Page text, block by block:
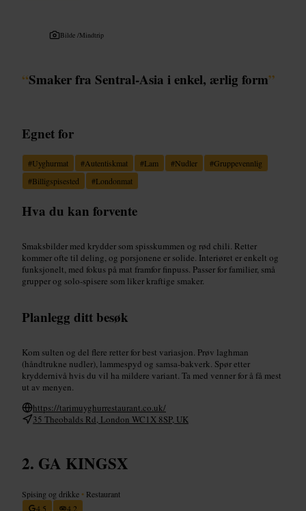
Bilde /Mindtrip
“Smaker fra Sentral-Asia i enkel, ærlig form”
Egnet for
#Uyghurmat #Autentiskmat #Lam #Nudler #Gruppevennlig
#Billigspisested #Londonmat
Hva du kan forvente
Smaksbilder med krydder som spisskummen og rød chili. Retter
kommer ofte til deling, og porsjonene er solide. Interiøret er enkelt og
funksjonelt, med fokus på mat framfor finpuss. Passer for familier, små
grupper og solo-spisere som liker kraftige smaker.
Planlegg ditt besøk
Kom sulten og del flere retter for best variasjon. Prøv laghman
(håndtrukne nudler), lammespyd og samsa-bakverk. Spør etter
kryddernivå hvis du vil ha mildere variant. Ta med venner for å få mest
ut av menyen.
https://tarimuyghurrestaurant.co.uk/
35 Theobalds Rd, London WC1X 8SP, UK
GA KINGSX
Spising og drikke • Restaurant
4,5
4,2